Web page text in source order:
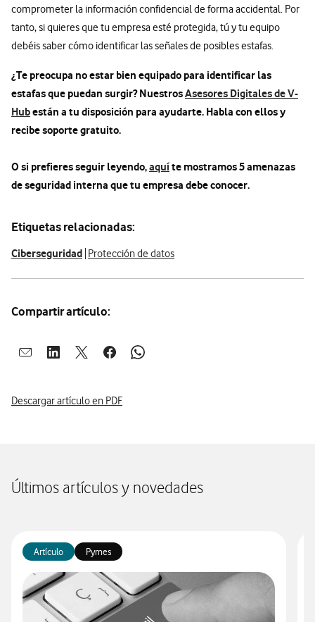
comprometer la información confidencial de forma accidental. Por
tanto, si quieres que tu empresa esté protegida, tú y tu equipo
debéis saber cómo identificar las señales de posibles estafas.
¿Te preocupa no estar bien equipado para identificar las
estafas que puedan surgir? NuestrosAsesores Digitales de V-
Hubestán a tu disposición para ayudarte. Habla con ellos y
recibe soporte gratuito.
O si prefieres seguir leyendo,aquíte mostramos 5 amenazas
de seguridad interna que tu empresa debe conocer.
Etiquetas relacionadas:
Ciberseguridad Protección de datos
Compartir artículo:
Abrir ventana para compartir en mail
Abrir ventana para compartir en linkedin
Abrir ventana para compartir en twitter
Abrir ventana para compartir en facebook
Abrir ventana para compartir en
Descargar artículo en PDF
Últimos artículos y novedades
Artículo Pymes